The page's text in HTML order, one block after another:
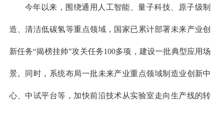
今年以来，围绕通用人工智能、量子科技、原子级制
造、清洁低碳氢等重点领域，国家已累计部署未来产业创
新任务“揭榜挂帅”攻关任务100多项，建设一批典型应用场
景。同时，系统布局一批未来产业重点领域制造业创新中
心、中试平台等，加快前沿技术从实验室走向生产线的转